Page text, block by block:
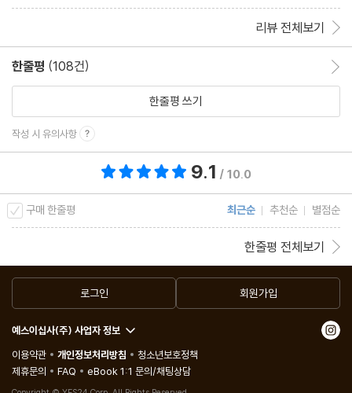
9장 우리가 나아가야 할 길
당신은 어떤 미래를 원하는가 | 누가 더 빨리 예산을 투입할 것인가 |
치료에서 연령차별 없애기 | 어떻게 죽을 것인가에 답하기 | 기술로
나가며: 22세기를 향하여
노화와 싸우는 사람들 | 편견과 그릇된 믿음을 넘어 | 내가 나를 위해
하는 일 | 부시워킹 길에서
만물의 크기 | 인물 소개 | 용어 설명
리뷰 전체보기
한줄평 (108건)
한줄평 쓰기
작성 시 유의사항
9.1 / 10.0
구매 한줄평 최근순 추천순 별점순
한줄평 전체보기
로그인 회원가입
예스이십사(주) 사업자 정보
이용약관
개인정보처리방침
청소년보호정책
제휴문의
FAQ eBook 1:1 문의/채팅상담